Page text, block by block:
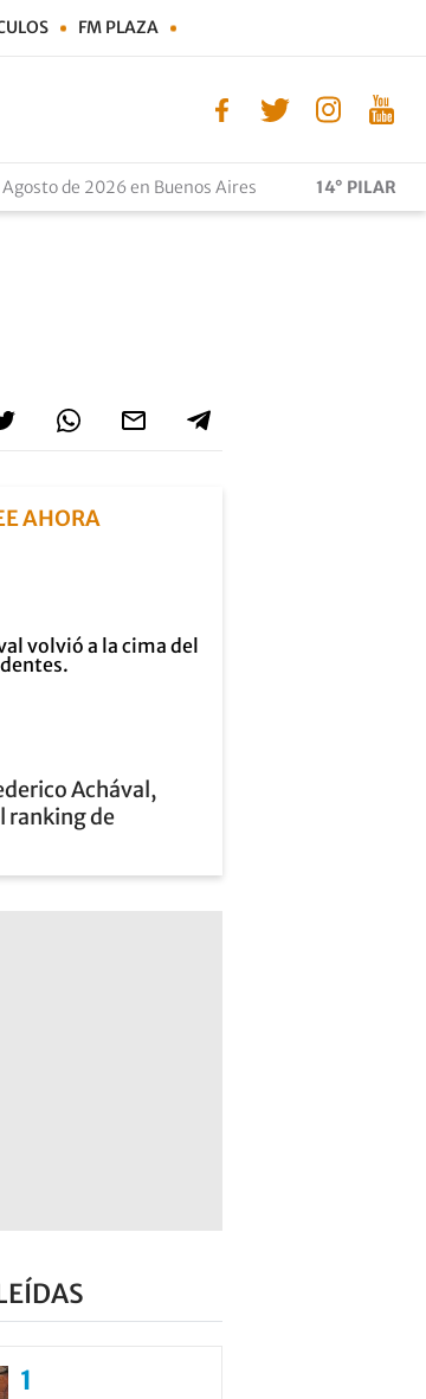
FM PLAZA
de 2026 en Buenos Aires 14° PILAR
AHORA
Achával,
ranking de